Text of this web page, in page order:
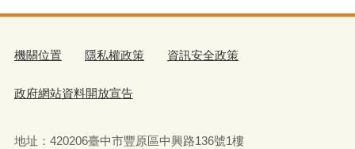
機關位置 隱私權政策 資訊安全政策
政府網站資料開放宣告
地址：420206臺中市豐原區中興路136號1樓